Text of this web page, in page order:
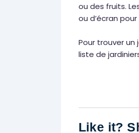
ou des fruits.
ou d’écran
Pour trouver
liste de
Like it?